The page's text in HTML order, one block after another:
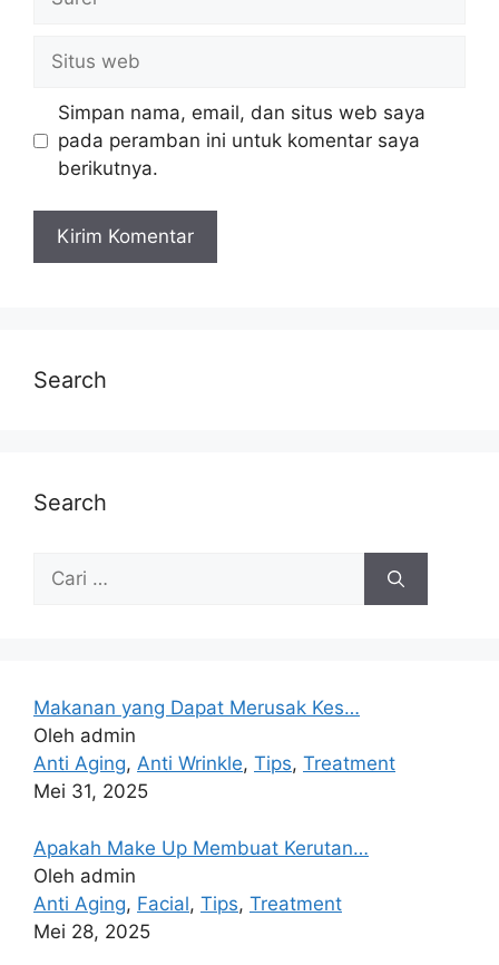
Simpan nama, email, dan situs web saya
pada peramban ini untuk komentar saya
berikutnya.
Search
Search
Makanan yang Dapat Merusak Kes…
Oleh admin
Anti Aging, Anti Wrinkle, Tips, Treatment
Mei 31, 2025
Apakah Make Up Membuat Kerutan…
Oleh admin
Anti Aging, Facial, Tips, Treatment
Mei 28, 2025